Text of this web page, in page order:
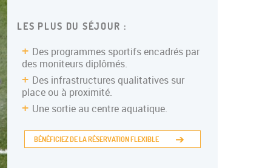
LES PLUS DU SÉJOUR :
Des programmes sportifs encadrés par
des moniteurs diplômés.
Des infrastructures qualitatives sur
place ou à proximité.
Une sortie au centre aquatique.
BÉNÉFICIEZ DE LA RÉSERVATION FLEXIBLE